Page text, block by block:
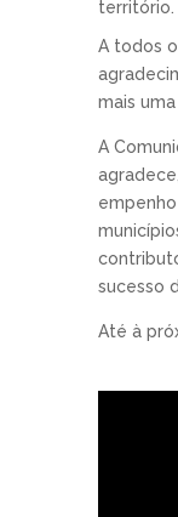
território.
A todos
mais
A
sucesso
Até à